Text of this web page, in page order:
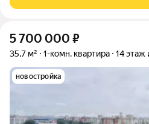
5 700 000 ₽
35,7 м² 1-комн. квартира 14 этаж
новостройка